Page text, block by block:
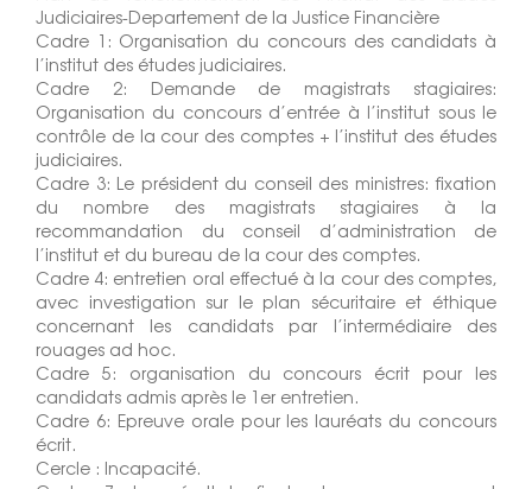
Judiciaires-Departement de la Justice Financière
Cadre 1: Organisation du concours des candidats à
l’institut des études judiciaires.
Cadre 2: Demande de magistrats stagiaires:
Organisation du concours d’entrée à l’institut sous le
contrôle de la cour des comptes + l’institut des études
judiciaires.
Cadre 3: Le président du conseil des ministres: fixation
du nombre des magistrats stagiaires à la
recommandation du conseil d’administration de
l’institut et du bureau de la cour des comptes.
Cadre 4: entretien oral effectué à la cour des comptes,
avec investigation sur le plan sécuritaire et éthique
concernant les candidats par l’intermédiaire des
rouages ad hoc.
Cadre 5: organisation du concours écrit pour les
candidats admis après le 1er entretien.
Cadre 6: Epreuve orale pour les lauréats du concours
écrit.
Cercle : Incapacité.